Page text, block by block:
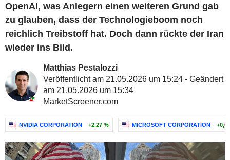
OpenAI, was Anlegern einen weiteren Grund gab
zu glauben, dass der Technologieboom noch
reichlich Treibstoff hat. Doch dann rückte der Iran
wieder ins Bild.
Matthias Pestalozzi
Veröffentlicht am 21.05.2026 um 15:24 - Geändert
am 21.05.2026 um 15:34
MarketScreener.com
NVIDIA CORPORATION +2,27 % MICROSOFT CORPORATION